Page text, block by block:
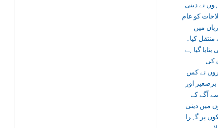
نے دینی
کو عام
میں
کیا۔
بتایا گیا ہے
کی
نے کس
اور
آگے کے
میں دینی
پر گہرا